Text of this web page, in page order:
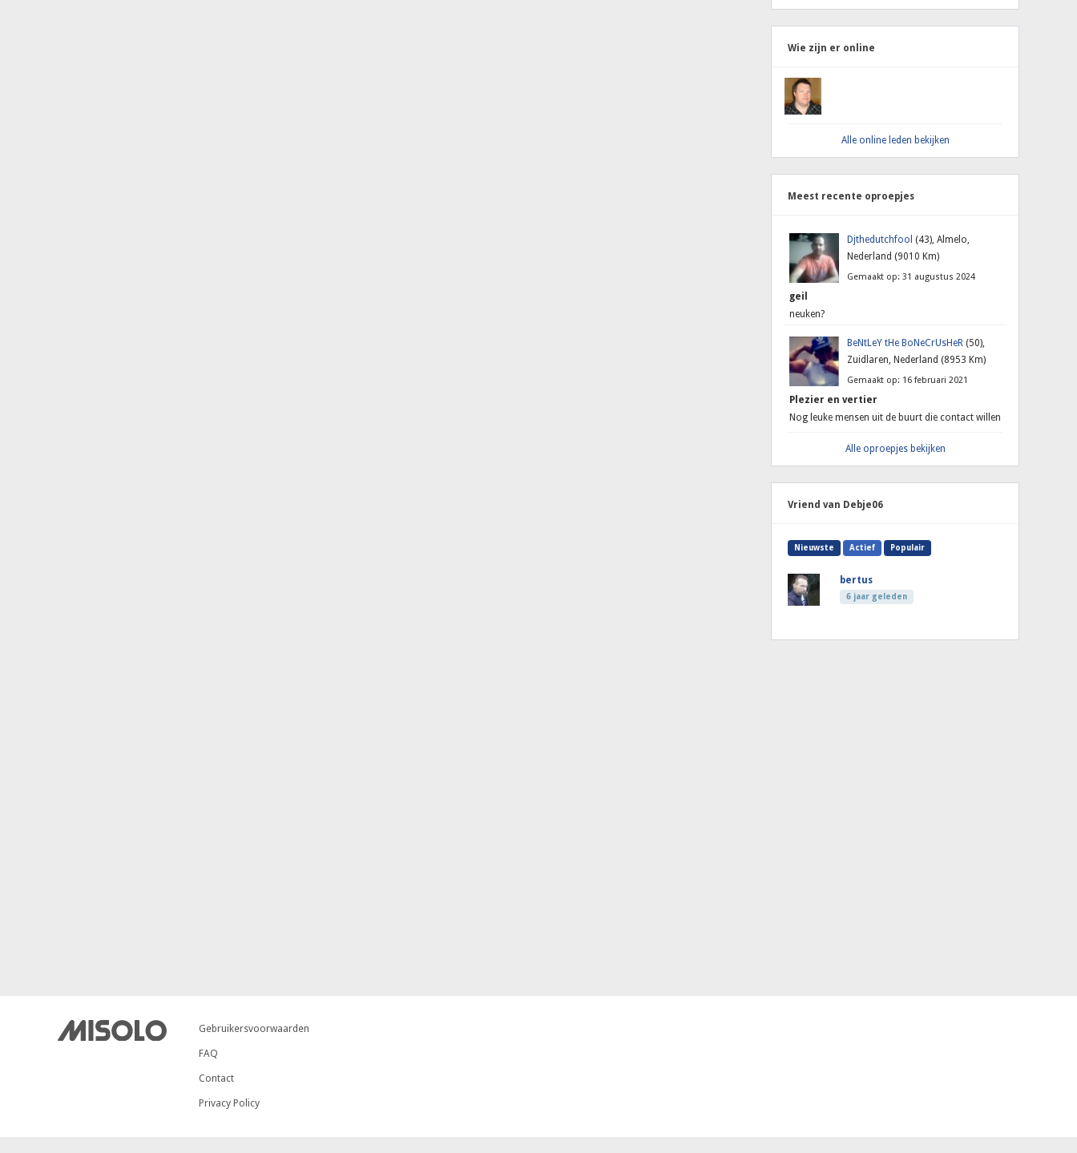
Wie zijn er online
Alle online leden bekijken
Meest recente oproepjes
Djthedutchfool (43), Almelo,
Nederland (9010 Km)
Gemaakt op: 31 augustus 2024
geil
neuken?
BeNtLeY tHe BoNeCrUsHeR (50),
Zuidlaren, Nederland (8953 Km)
Gemaakt op: 16 februari 2021
Plezier en vertier
Nog leuke mensen uit de buurt die contact willen
Alle oproepjes bekijken
Vriend van Debje06
Nieuwste Actief Populair
bertus
6 jaar geleden
Gebruikersvoorwaarden
FAQ
Contact
Privacy Policy